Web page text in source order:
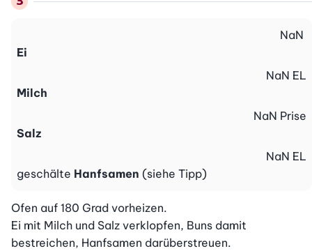
Ei
NaN
Milch
NaN EL
Salz
NaN Prise
geschälte Hanfsamen (siehe Tipp)
NaN EL
Ofen auf 180 Grad vorheizen.
Ei mit Milch und Salz verklopfen, Buns damit
bestreichen, Hanfsamen darüberstreuen.